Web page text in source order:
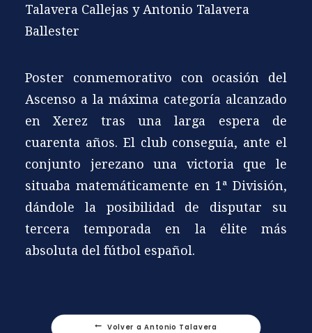
Talavera Callejas y Antonio Talavera
Ballester
Poster conmemorativo con ocasión del
Ascenso a la máxima categoría alcanzado
en Xerez tras una larga espera de
cuarenta años. El club conseguía, ante el
conjunto jerezano una victoria que le
situaba matemáticamente en 1ª División,
dándole la posibilidad de disputar su
tercera temporada en la élite más
absoluta del fútbol español.
Volver a Antonio Talavera